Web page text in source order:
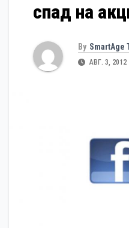
спад на
By SmartAge
АВГ. 3, 2012